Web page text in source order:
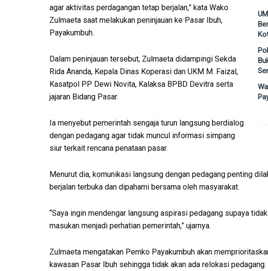
agar aktivitas perdagangan tetap berjalan,” kata Wako
Zulmaeta saat melakukan peninjauan ke Pasar Ibuh,
Payakumbuh.
Dalam peninjauan tersebut, Zulmaeta didampingi Sekda
Rida Ananda, Kepala Dinas Koperasi dan UKM M. Faizal,
Kasatpol PP Dewi Novita, Kalaksa BPBD Devitra serta
jajaran Bidang Pasar.
Ia menyebut pemerintah sengaja turun langsung berdialog
dengan pedagang agar tidak muncul informasi simpang
siur terkait rencana penataan pasar.
Menurut dia, komunikasi langsung dengan pedagang penting
berjalan terbuka dan dipahami bersama oleh masyarakat.
“Saya ingin mendengar langsung aspirasi pedagang supaya
masukan menjadi perhatian pemerintah,” ujarnya.
Zulmaeta mengatakan Pemko Payakumbuh akan
kawasan Pasar Ibuh sehingga tidak akan ada relokasi pedagang.